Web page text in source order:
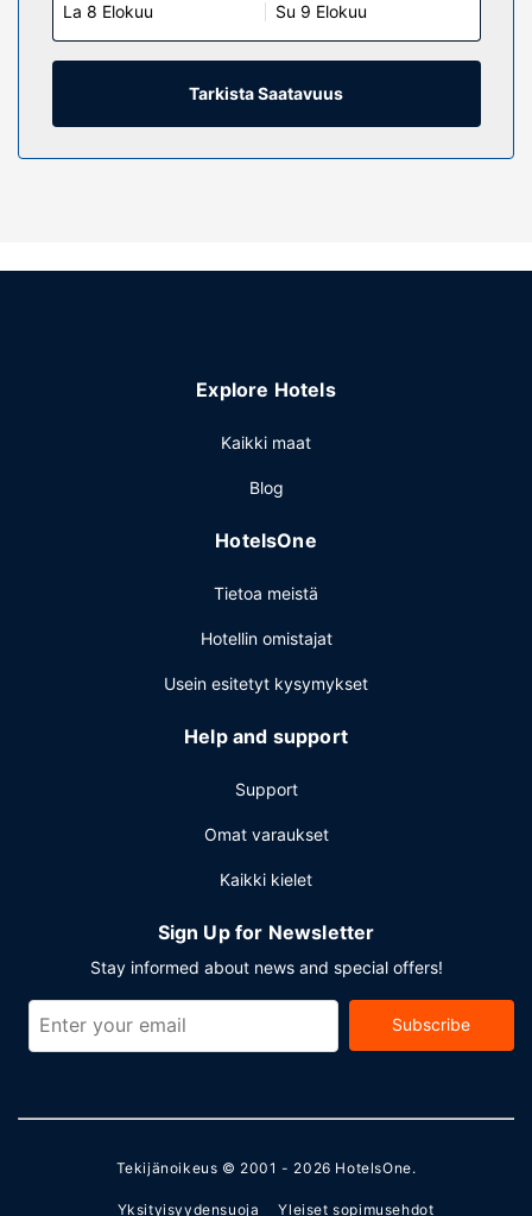
Kiinteistön miellyttävyys
Tässä savuttomassa huoneistossa on ilmainen pysäköinti
lähistöllä, kirjoja ja pelejä.
La 8 Elokuu Su 9 Elokuu
Tarkista Saatavuus
Explore Hotels
Kaikki maat
Blog
HotelsOne
Tietoa meistä
Hotellin omistajat
Usein esitetyt kysymykset
Help and support
Support
Omat varaukset
Kaikki kielet
Sign Up for Newsletter
Stay informed about news and special offers!
Subscribe
Tekijänoikeus © 2001 - 2026 HotelsOne.
Yksityisyydensuoja Yleiset sopimusehdot